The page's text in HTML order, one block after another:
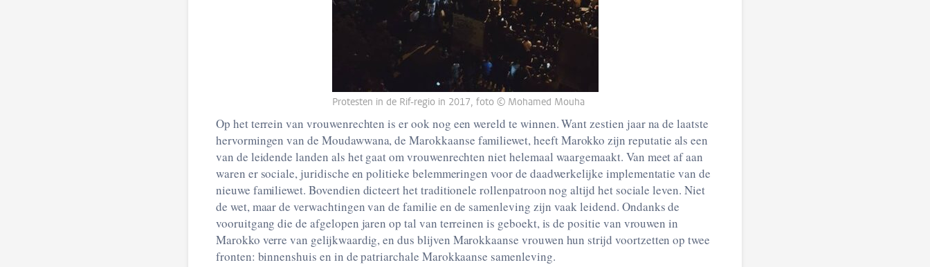
Protesten in de Rif-regio in 2017, foto © Mohamed Mouha
Op het terrein van vrouwenrechten is er ook nog een wereld te winnen. Want zestien jaar na de laatste
hervormingen van de Moudawwana, de Marokkaanse familiewet, heeft Marokko zijn reputatie als een
van de leidende landen als het gaat om vrouwenrechten niet helemaal waargemaakt. Van meet af aan
waren er sociale, juridische en politieke belemmeringen voor de daadwerkelijke implementatie van de
nieuwe familiewet. Bovendien dicteert het traditionele rollenpatroon nog altijd het sociale leven. Niet
de wet, maar de verwachtingen van de familie en de samenleving zijn vaak leidend. Ondanks de
vooruitgang die de afgelopen jaren op tal van terreinen is geboekt, is de positie van vrouwen in
Marokko verre van gelijkwaardig, en dus blijven Marokkaanse vrouwen hun strijd voortzetten op twee
fronten: binnenshuis en in de patriarchale Marokkaanse samenleving.